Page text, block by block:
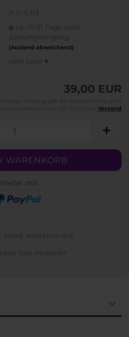
P-F-S-113
ca. 10-21 Tage nach
Zahlungseingang
(Ausland abweichend)
with Love ♥
39,00 EUR
Versand
Weiter mit